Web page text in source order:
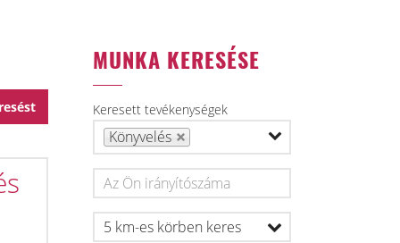
MUNKA KERESÉSE
Keresett tevékenységek
Könyvelés